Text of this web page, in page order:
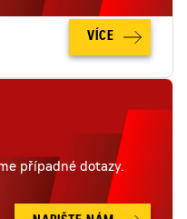
VÍCE
případné dotazy.